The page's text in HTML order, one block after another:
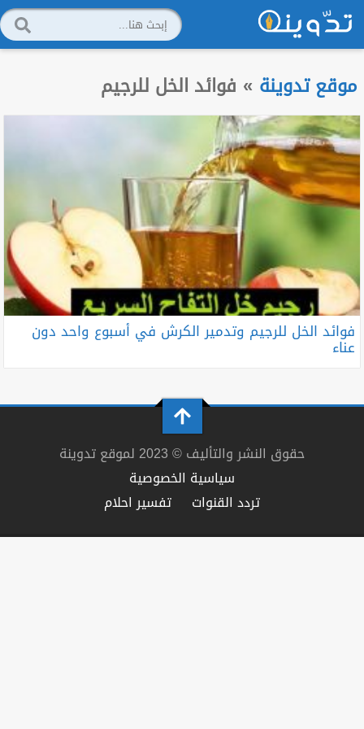
موقع تدوينة » فوائد الخل للرجيم
فوائد الخل للرجيم وتدمير الكرش في أسبوع واحد دون
عناء
حقوق النشر والتأليف © 2023 لموقع تدوينة
سياسية الخصوصية
تردد القنوات
تفسير احلام